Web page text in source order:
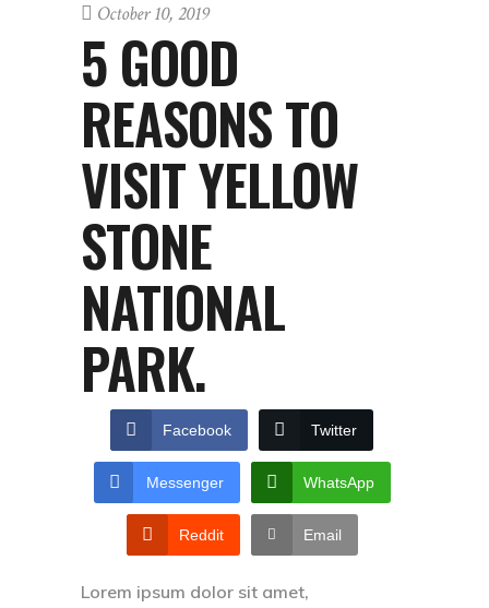
October 10, 2019
5 GOOD
REASONS TO
VISIT YELLOW
STONE
NATIONAL
PARK.
Facebook Twitter
Messenger WhatsApp
Reddit Email
Lorem ipsum dolor sit amet,